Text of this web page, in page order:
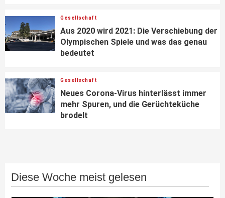
Gesellschaft
Aus 2020 wird 2021: Die Verschiebung der
Olympischen Spiele und was das genau
bedeutet
Gesellschaft
Neues Corona-Virus hinterlässt immer
mehr Spuren, und die Gerüchteküche
brodelt
Diese Woche meist gelesen